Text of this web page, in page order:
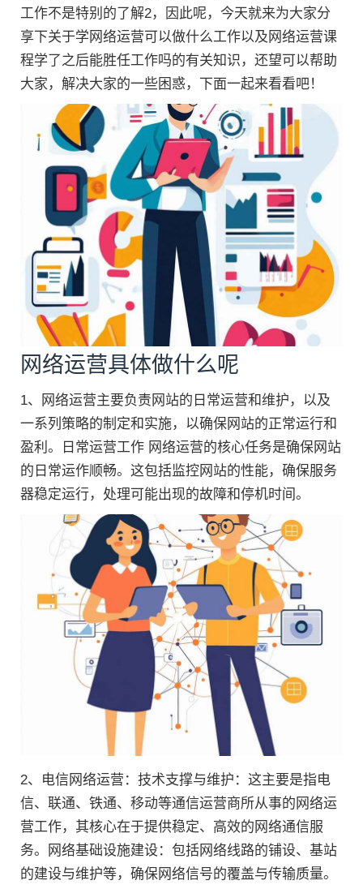
工作不是特别的了解2，因此呢，今天就来为大家分
享下关于学网络运营可以做什么工作以及网络运营课
程学了之后能胜任工作吗的有关知识，还望可以帮助
大家，解决大家的一些困惑，下面一起来看看吧！
网络运营具体做什么呢
1、网络运营主要负责网站的日常运营和维护，以及
一系列策略的制定和实施，以确保网站的正常运行和
盈利。日常运营工作 网络运营的核心任务是确保网站
的日常运作顺畅。这包括监控网站的性能，确保服务
器稳定运行，处理可能出现的故障和停机时间。
2、电信网络运营：技术支撑与维护：这主要是指电
信、联通、铁通、移动等通信运营商所从事的网络运
营工作，其核心在于提供稳定、高效的网络通信服
务。网络基础设施建设：包括网络线路的铺设、基站
的建设与维护等，确保网络信号的覆盖与传输质量。